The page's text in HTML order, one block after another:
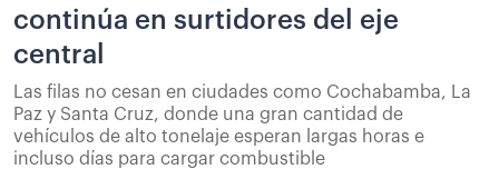
continúa en surtidores del eje
central
Las filas no cesan en ciudades como Cochabamba, La
Paz y Santa Cruz, donde una gran cantidad de
vehículos de alto tonelaje esperan largas horas e
incluso días para cargar combustible